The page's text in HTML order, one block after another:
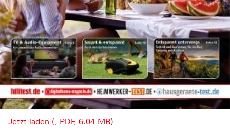
Jetzt laden (, PDF, 6.04 MB)